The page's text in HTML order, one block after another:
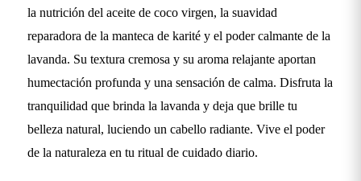
la nutrición del aceite de coco virgen, la suavidad
reparadora de la manteca de karité y el poder calmante de la
lavanda. Su textura cremosa y su aroma relajante aportan
humectación profunda y una sensación de calma. Disfruta la
tranquilidad que brinda la lavanda y deja que brille tu
belleza natural, luciendo un cabello radiante. Vive el poder
de la naturaleza en tu ritual de cuidado diario.